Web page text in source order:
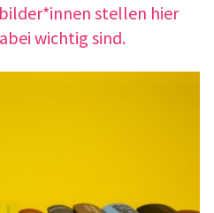
stel­len hier
wich­tig sind.